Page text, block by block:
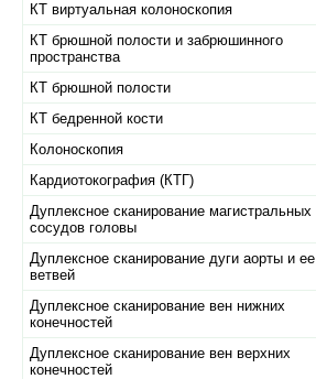
КТ виртуальная колоноскопия
КТ брюшной полости и забрюшинного
пространства
КТ брюшной полости
КТ бедренной кости
Колоноскопия
Кардиотокография (КТГ)
Дуплексное сканирование магистральных
сосудов головы
Дуплексное сканирование дуги аорты и ее
ветвей
Дуплексное сканирование вен нижних
конечностей
Дуплексное сканирование вен верхних
конечностей